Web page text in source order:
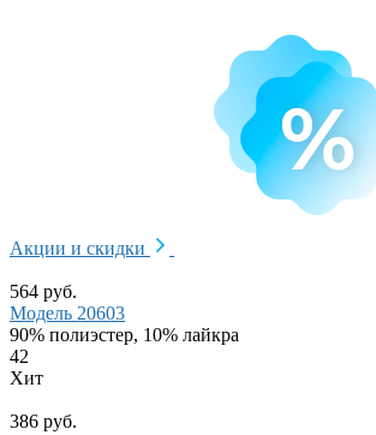
Акции и скидки
564 руб.
Модель 20603
90% полиэстер, 10% лайкра
42
Хит
386 руб.